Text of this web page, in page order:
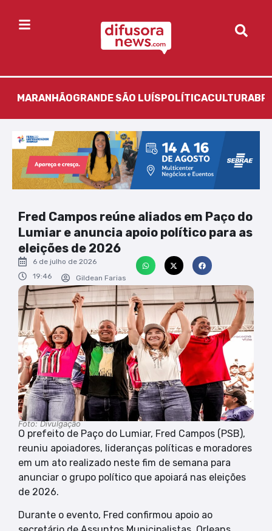
MARANHÃOGRANDE SÃO LUÍS POLÍTICACULTURA
Fred Campos reúne aliados em Paço do
Lumiar e anuncia apoio político para as
eleições de 2026
6 de julho de 2026
19:46
Gildean Farias
Foto: Divulgação
O prefeito de Paço do Lumiar, Fred Campos (PSB),
reuniu apoiadores, lideranças políticas e moradores
em um ato realizado neste fim de semana para
anunciar o grupo político que apoiará nas eleições
de 2026.
Durante o evento, Fred confirmou apoio ao